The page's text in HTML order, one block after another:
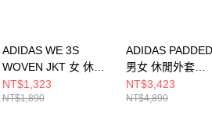
ADIDAS WE 3S
WOVEN JKT 女 休閒
外套 JD6539
NT$1,323
NT$1,890
ADIDAS
男女 休閒外套
KG3224
NT$3,423
NT$4,890